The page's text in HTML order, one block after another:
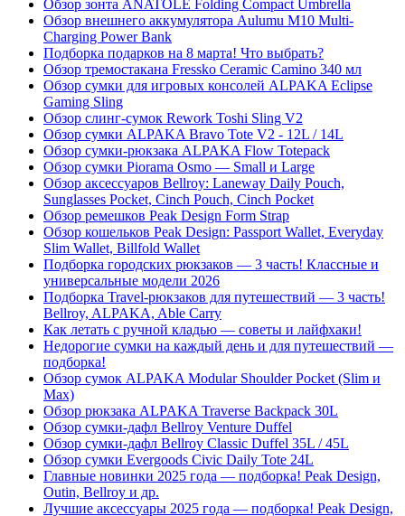
Обзор зонта ANATOLE Folding Compact Umbrella
Обзор внешнего аккумулятора Aulumu M10 Multi-
Charging Power Bank
Подборка подарков на 8 марта! Что выбрать?
Обзор тремостакана Fressko Ceramic Camino 340 мл
Обзор сумки для игровых консолей ALPAKA Eclipse
Gaming Sling
Обзор слинг-сумок Rework Toshi Sling V2
Обзор сумки ALPAKA Bravo Tote V2 - 12L / 14L
Обзор сумки-рюкзака ALPAKA Flow Totepack
Обзор сумки Piorama Osmo — Small и Large
Обзор аксессуаров Bellroy: Laneway Daily Pouch,
Sunglasses Pocket, Cinch Pouch, Cinch Pocket
Обзор ремешков Peak Design Form Strap
Обзор кошельков Peak Design: Passport Wallet, Everyday
Slim Wallet, Billfold Wallet
Подборка городских рюкзаков — 3 часть! Классные и
универсальные модели 2026
Подборка Travel-рюкзаков для путешествий — 3 часть!
Bellroy, ALPAKA, Able Carry
Как летать с ручной кладью — советы и лайфхаки!
Недорогие сумки на каждый день и для путешествий —
подборка!
Обзор сумок ALPAKA Modular Shoulder Pocket (Slim и
Max)
Обзор рюкзака ALPAKA Traverse Backpack 30L
Обзор сумки-дафл Bellroy Venture Duffel
Обзор сумки-дафл Bellroy Classic Duffel 35L / 45L
Обзор сумки Evergoods Civic Daily Tote 24L
Главные новинки 2025 года — подборка! Peak Design,
Outin, Bellroy и др.
Лучшие аксессуары 2025 года — подборка! Peak Design,